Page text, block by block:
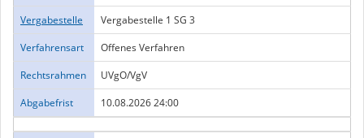
Vergabestelle
Vergabestelle 1 SG 3
Verfahrensart
Offenes Verfahren
Rechtsrahmen
UVgO/VgV
Abgabefrist
10.08.2026 24:00